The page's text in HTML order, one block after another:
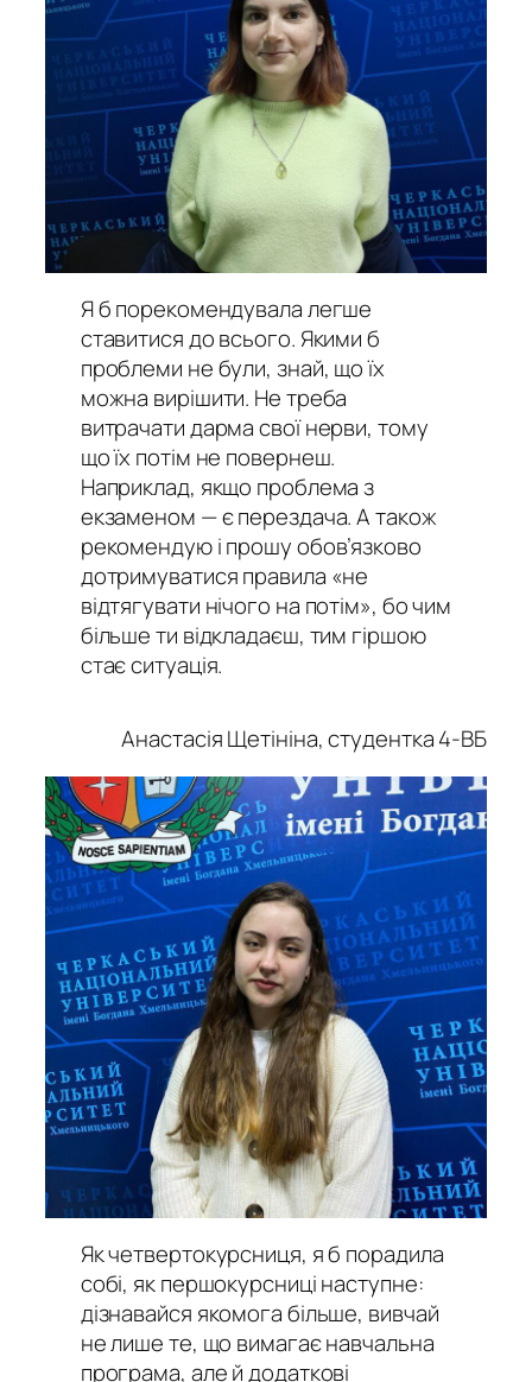
Я б порекомендувала легше
ставитися до всього. Якими б
проблеми не були, знай, що їх
можна вирішити. Не треба
витрачати дарма свої нерви, тому
що їх потім не повернеш.
Наприклад, якщо проблема з
екзаменом — є перездача. А також
рекомендую і прошу обов’язково
дотримуватися правила «не
відтягувати нічого на потім», бо чим
більше ти відкладаєш, тим гіршою
стає ситуація.
Анастасія Щетініна, студентка 4-ВБ
Як четвертокурсниця, я б порадила
собі, як першокурсниці наступне:
дізнавайся якомога більше, вивчай
не лише те, що вимагає навчальна
програма, але й додаткові